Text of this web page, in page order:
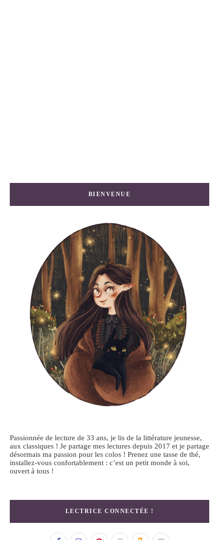
BIENVENUE
Passionnée de lecture de 33 ans, je lis de la littérature jeunesse,
aux classiques ! Je partage mes lectures depuis 2017 et je partage
désormais ma passion pour les colos ! Prenez une tasse de thé,
installez-vous confortablement : c’est un petit monde à soi,
ouvert à tous !
LECTRICE CONNECTÉE !